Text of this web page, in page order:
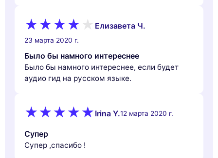
Елизавета Ч.
23 марта 2020 г.
Было бы намного интереснее
Было бы намного интереснее, если будет
аудио гид на русском языке.
Irina Y.12 марта 2020 г.
Супер
Супер ,спасибо !